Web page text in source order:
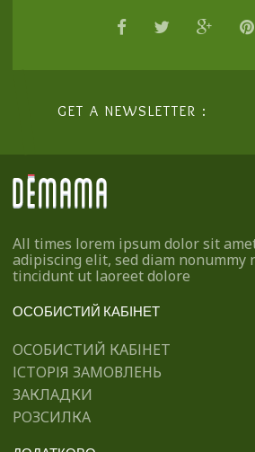
GET A NEWSLETTER :
All times lorem ipsum dolor sit
adipiscing elit, sed diam nonummy
tincidunt ut laoreet dolore
ОСОБИСТИЙ КАБІНЕТ
ОСОБИСТИЙ КАБІНЕТ
ІСТОРІЯ ЗАМОВЛЕНЬ
ЗАКЛАДКИ
РОЗСИЛКА